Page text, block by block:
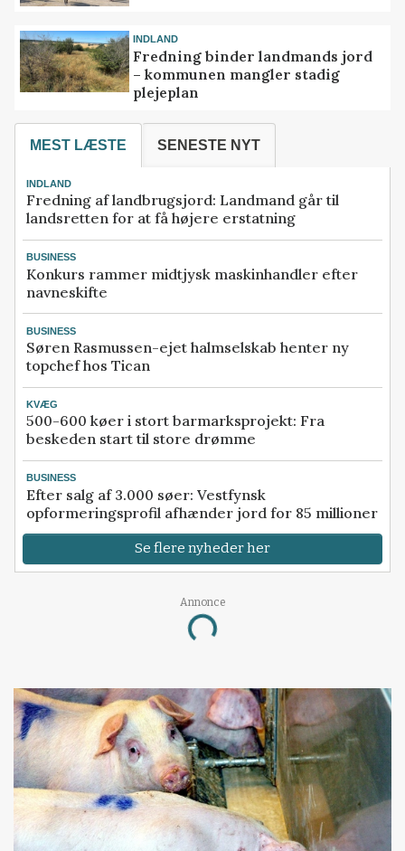
INDLAND
Fredning binder landmands jord
– kommunen mangler stadig
plejeplan
MEST LÆSTE SENESTE NYT
INDLAND
Fredning af landbrugsjord: Landmand går til
landsretten for at få højere erstatning
BUSINESS
Konkurs rammer midtjysk maskinhandler efter
navneskifte
BUSINESS
Søren Rasmussen-ejet halmselskab henter ny
topchef hos Tican
KVÆG
500-600 køer i stort barmarksprojekt: Fra
beskeden start til store drømme
BUSINESS
Efter salg af 3.000 søer: Vestfynsk
opformeringsprofil afhænder jord for 85 millioner
Se flere nyheder her
Annonce
Loading...